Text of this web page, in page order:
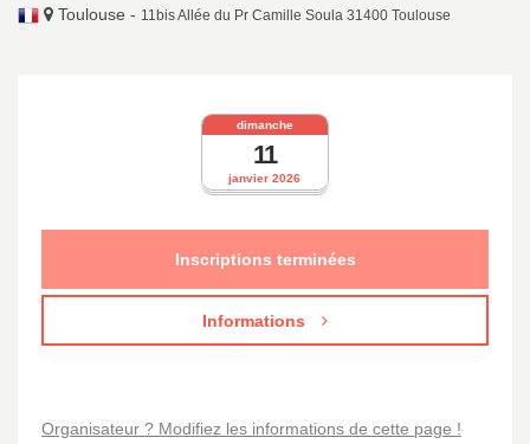
Toulouse - 11bis Allée du Pr Camille Soula 31400 Toulouse
janvier 2026
dimanche
11
Inscriptions terminées
Informations
Organisateur ? Modifiez les informations de cette page !